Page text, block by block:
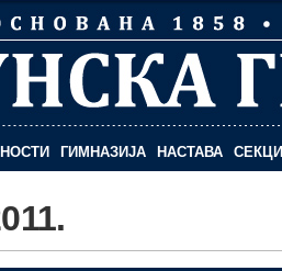
ГИМНАЗИЈА НАСТАВА